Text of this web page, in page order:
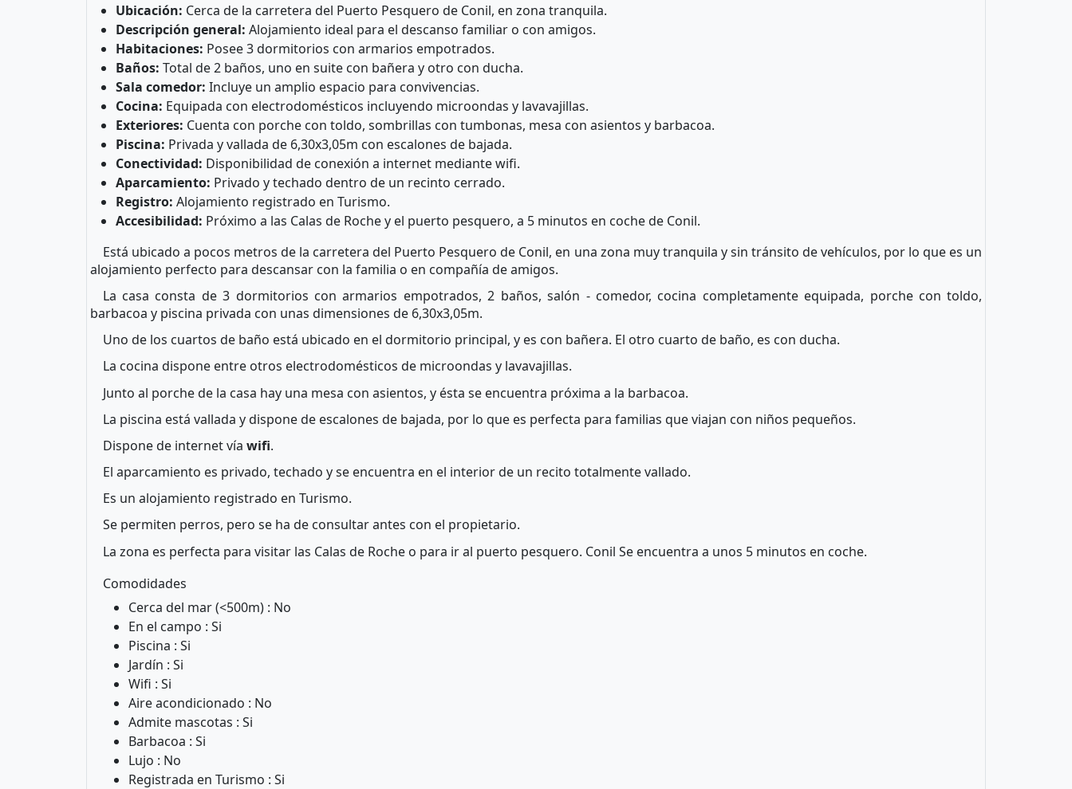
Ubicación: Cerca de la carretera del Puerto Pesquero de Conil, en zona tranquila.
Descripción general: Alojamiento ideal para el descanso familiar o con amigos.
Habitaciones: Posee 3 dormitorios con armarios empotrados.
Baños: Total de 2 baños, uno en suite con bañera y otro con ducha.
Sala comedor: Incluye un amplio espacio para convivencias.
Cocina: Equipada con electrodomésticos incluyendo microondas y lavavajillas.
Exteriores: Cuenta con porche con toldo, sombrillas con tumbonas, mesa con asientos y barbacoa.
Piscina: Privada y vallada de 6,30x3,05m con escalones de bajada.
Conectividad: Disponibilidad de conexión a internet mediante wifi.
Aparcamiento: Privado y techado dentro de un recinto cerrado.
Registro: Alojamiento registrado en Turismo.
Accesibilidad: Próximo a las Calas de Roche y el puerto pesquero, a 5 minutos en coche de Conil.
Está ubicado a pocos metros de la carretera del Puerto Pesquero de Conil, en una zona muy tranquila y sin tránsito de vehículos, por lo que es un
alojamiento perfecto para descansar con la familia o en compañía de amigos.
La casa consta de 3 dormitorios con armarios empotrados, 2 baños, salón - comedor, cocina completamente equipada, porche con toldo,
barbacoa y piscina privada con unas dimensiones de 6,30x3,05m.
Uno de los cuartos de baño está ubicado en el dormitorio principal, y es con bañera. El otro cuarto de baño, es con ducha.
La cocina dispone entre otros electrodomésticos de microondas y lavavajillas.
Junto al porche de la casa hay una mesa con asientos, y ésta se encuentra próxima a la barbacoa.
La piscina está vallada y dispone de escalones de bajada, por lo que es perfecta para familias que viajan con niños pequeños.
Dispone de internet vía wifi.
El aparcamiento es privado, techado y se encuentra en el interior de un recito totalmente vallado.
Es un alojamiento registrado en Turismo.
Se permiten perros, pero se ha de consultar antes con el propietario.
La zona es perfecta para visitar las Calas de Roche o para ir al puerto pesquero. Conil Se encuentra a unos 5 minutos en coche.
Comodidades
Cerca del mar (<500m) : No
En el campo : Si
Piscina : Si
Jardín : Si
Wifi : Si
Aire acondicionado : No
Admite mascotas : Si
Barbacoa : Si
Lujo : No
Registrada en Turismo : Si